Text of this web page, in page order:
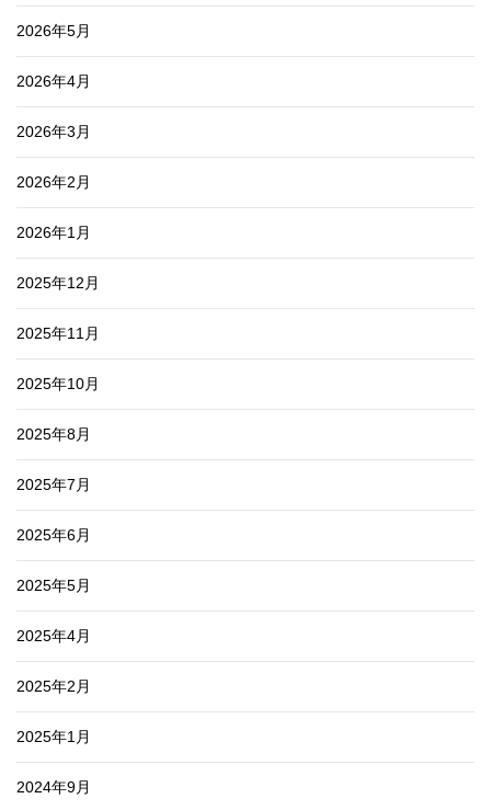
2026年5月
2026年4月
2026年3月
2026年2月
2026年1月
2025年12月
2025年11月
2025年10月
2025年8月
2025年7月
2025年6月
2025年5月
2025年4月
2025年2月
2025年1月
2024年9月